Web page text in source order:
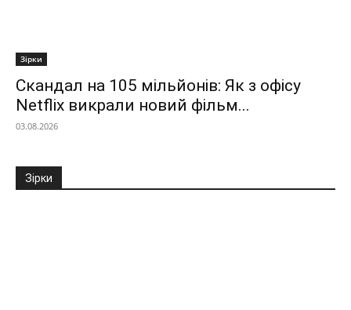
Зірки
Скандал на 105 мільйонів: Як з офісу
Netflix викрали новий фільм...
03.08.2026
Зірки